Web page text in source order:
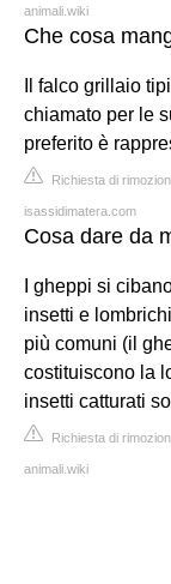
animali.wiki
Che cosa
Il falco grillaio
chiamato per le
preferito è
Richiesta di
isassidimatera.com
Cosa dare da
I gheppi si
insetti e
più comuni (il
costituiscono la
insetti catturati
Richiesta di
animali.wiki